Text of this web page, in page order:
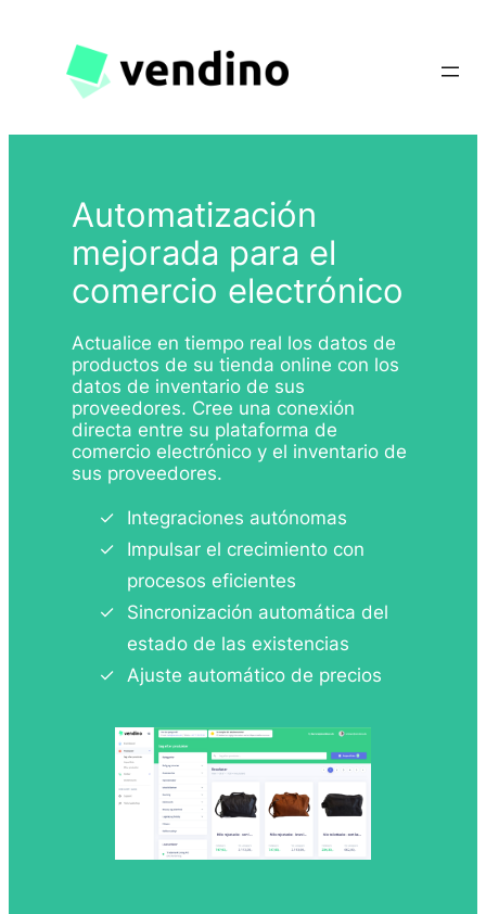
contenido
Automatización
mejorada para el
comercio electrónico
Actualice en tiempo real los datos de
productos de su tienda online con los
datos de inventario de sus
proveedores. Cree una conexión
directa entre su plataforma de
comercio electrónico y el inventario de
sus proveedores.
Integraciones autónomas
Impulsar el crecimiento con
procesos eficientes
Sincronización automática del
estado de las existencias
Ajuste automático de precios